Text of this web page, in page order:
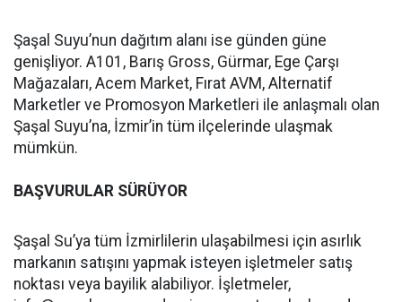
Şaşal Suyu’nun dağıtım alanı ise günden güne
genişliyor. A101, Barış Gross, Gürmar, Ege Çarşı
Mağazaları, Acem Market, Fırat AVM, Alternatif
Marketler ve Promosyon Marketleri ile anlaşmalı olan
Şaşal Suyu’na, İzmir’in tüm ilçelerinde ulaşmak
mümkün.
BAŞVURULAR SÜRÜYOR
Şaşal Su’ya tüm İzmirlilerin ulaşabilmesi için asırlık
markanın satışını yapmak isteyen işletmeler satış
noktası veya bayilik alabiliyor. İşletmeler,